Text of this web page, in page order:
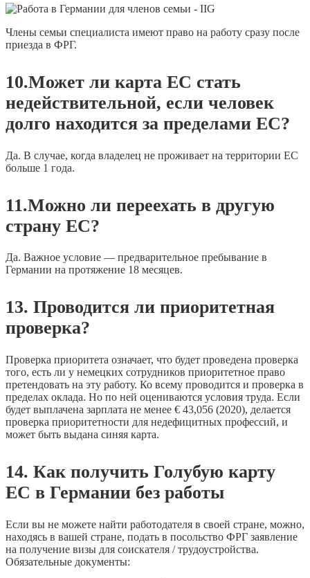
Члены семьи специалиста имеют право на работу сразу после
приезда в ФРГ.
10.Может ли карта ЕС стать
недействительной, если человек
долго находится за пределами ЕС?
Да. В случае, когда владелец не проживает на территории ЕС
больше 1 года.
11.Можно ли переехать в другую
страну ЕС?
Да. Важное условие — предварительное пребывание в
Германии на протяжение 18 месяцев.
13. Проводится ли приоритетная
проверка?
Проверка приоритета означает, что будет проведена проверка
того, есть ли у немецких сотрудников приоритетное право
претендовать на эту работу. Ко всему проводится и проверка в
пределах оклада. Но по ней оцениваются условия труда. Если
будет выплачена зарплата не менее € 43,056 (2020), делается
проверка приоритетности для недефицитных профессий, и
может быть выдана синяя карта.
14. Как получить Голубую карту
ЕС в Германии без работы
Если вы не можете найти работодателя в своей стране, можно,
находясь в вашей стране, подать в посольство ФРГ заявление
на получение визы для соискателя / трудоустройства.
Обязательные документы: